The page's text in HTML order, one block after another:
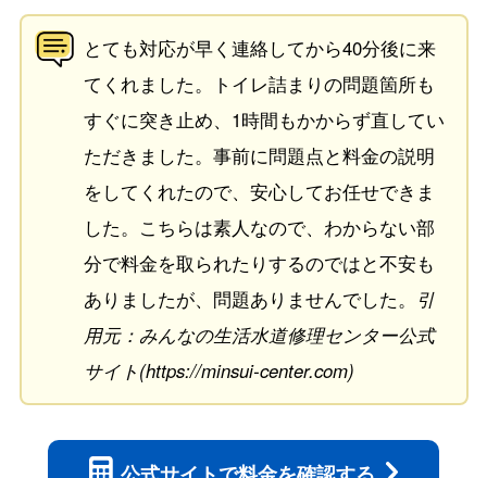
とても対応が早く連絡してから40分後に来
てくれました。トイレ詰まりの問題箇所も
すぐに突き止め、1時間もかからず直してい
ただきました。事前に問題点と料金の説明
をしてくれたので、安心してお任せできま
した。こちらは素人なので、わからない部
分で料金を取られたりするのではと不安も
ありましたが、問題ありませんでした。 引
用元：みんなの生活水道修理センター公式
サイト(https://minsui-center.com)